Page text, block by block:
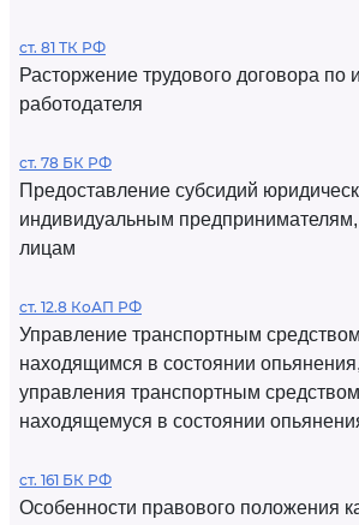
ст. 81 ТК РФ
Расторжение трудового договора по
работодателя
ст. 78 БК РФ
Предоставление субсидий
индивидуальным
лицам
ст. 12.8 КоАП РФ
Управление транспортным
находящимся в состоянии
управления транспортным
находящемуся в состоянии
ст. 161 БК РФ
Особенности правового положения